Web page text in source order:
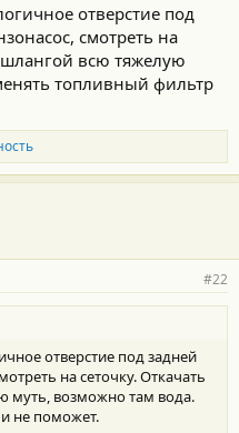
отверстие под
смотреть на
шлангой всю тяжелую
топливный фильтр
#22
отверстие под задней
на сеточку. Откачать
муть, возможно там вода.
не поможет.